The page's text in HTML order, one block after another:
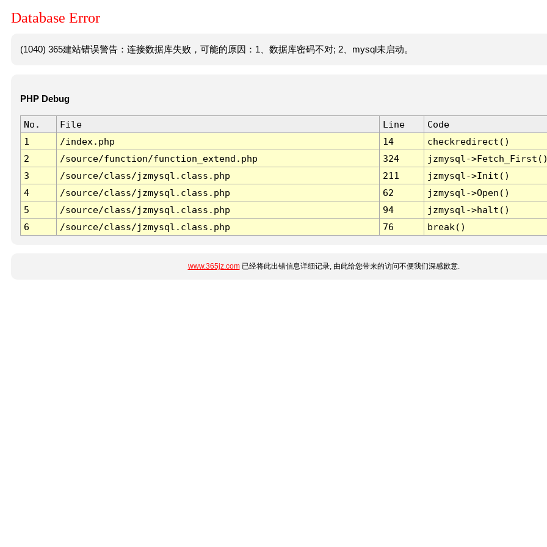
Database Error
(1040) 365建站错误警告：连接数据库失败，可能的原因：1、数据库密码不对; 2、mysql未启动。
PHP Debug
No. File Line
Code
1
/index.php 14
checkredirect()
2
/source/function/function_extend.php 324
jzmysql-
3
/source/class/jzmysql.class.php 211
jzmysql->Init()
4
/source/class/jzmysql.class.php 62
jzmysql->Open()
5
/source/class/jzmysql.class.php 94
jzmysql->halt()
6
/source/class/jzmysql.class.php 76 break()
www.365jz.com已经将此出错信息详细记录, 由此给您带来的访问不便我们深感歉意.